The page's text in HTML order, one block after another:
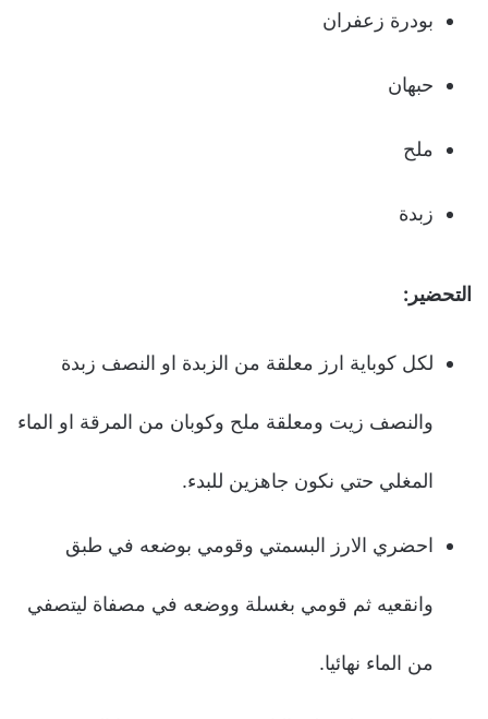
بودرة زعفران
حبهان
ملح
زبدة
التحضير:
لكل كوباية ارز معلقة من الزبدة او النصف زبدة
والنصف زيت ومعلقة ملح وكوبان من المرقة او الماء
المغلي حتي نكون جاهزين للبدء.
احضري الارز البسمتي وقومي بوضعه في طبق
وانقعيه ثم قومي بغسلة ووضعه في مصفاة ليتصفي
من الماء نهائيا.